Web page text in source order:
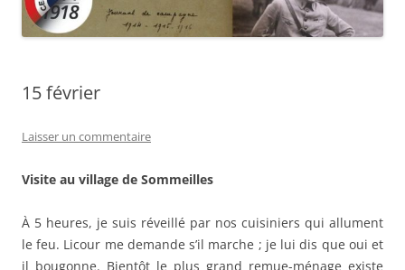
15 février
Laisser un commentaire
Visite au village de Sommeilles
À 5 heures, je suis réveillé par nos cuisiniers qui allument
le feu. Licour me demande s’il marche ; je lui dis que oui et
il bougonne. Bientôt le plus grand remue-ménage existe